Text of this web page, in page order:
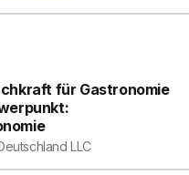
für Gastronomie
LLC